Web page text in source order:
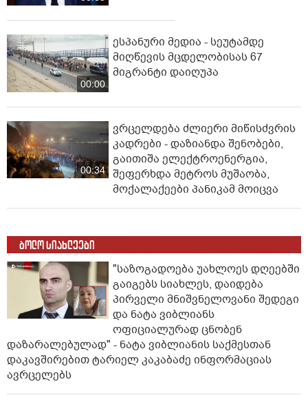
00:00
ესპანური მედია - სეუტამდე
მიღწევის მცდელობისას 67
მიგრანტი დაიღუპა
00:34
ვრცელდება ძლიერი მიწისძვრის
კადრები - დაზიანდა შენობები,
გაითიშა ელექტროენერგია,
შეფერხდა მეტროს მუშაობა,
მოქალაქეები პანიკამ მოიცვა
ბოლო სიახლეები
"საზოგადოება უახლოეს დღეებში
გაიგებს სიახლეს, დაიდება
პირველი მნიშვნელოვანი შედეგი
და ნატა ვიბლიანს
ოფიციალურად ცნობენ
დაზარალებულად" - ნატა ვიბლიანის საქმესთან
დაკავშირებით ტარიელ კაკაბაძე ინფორმაციას
ავრცელებს